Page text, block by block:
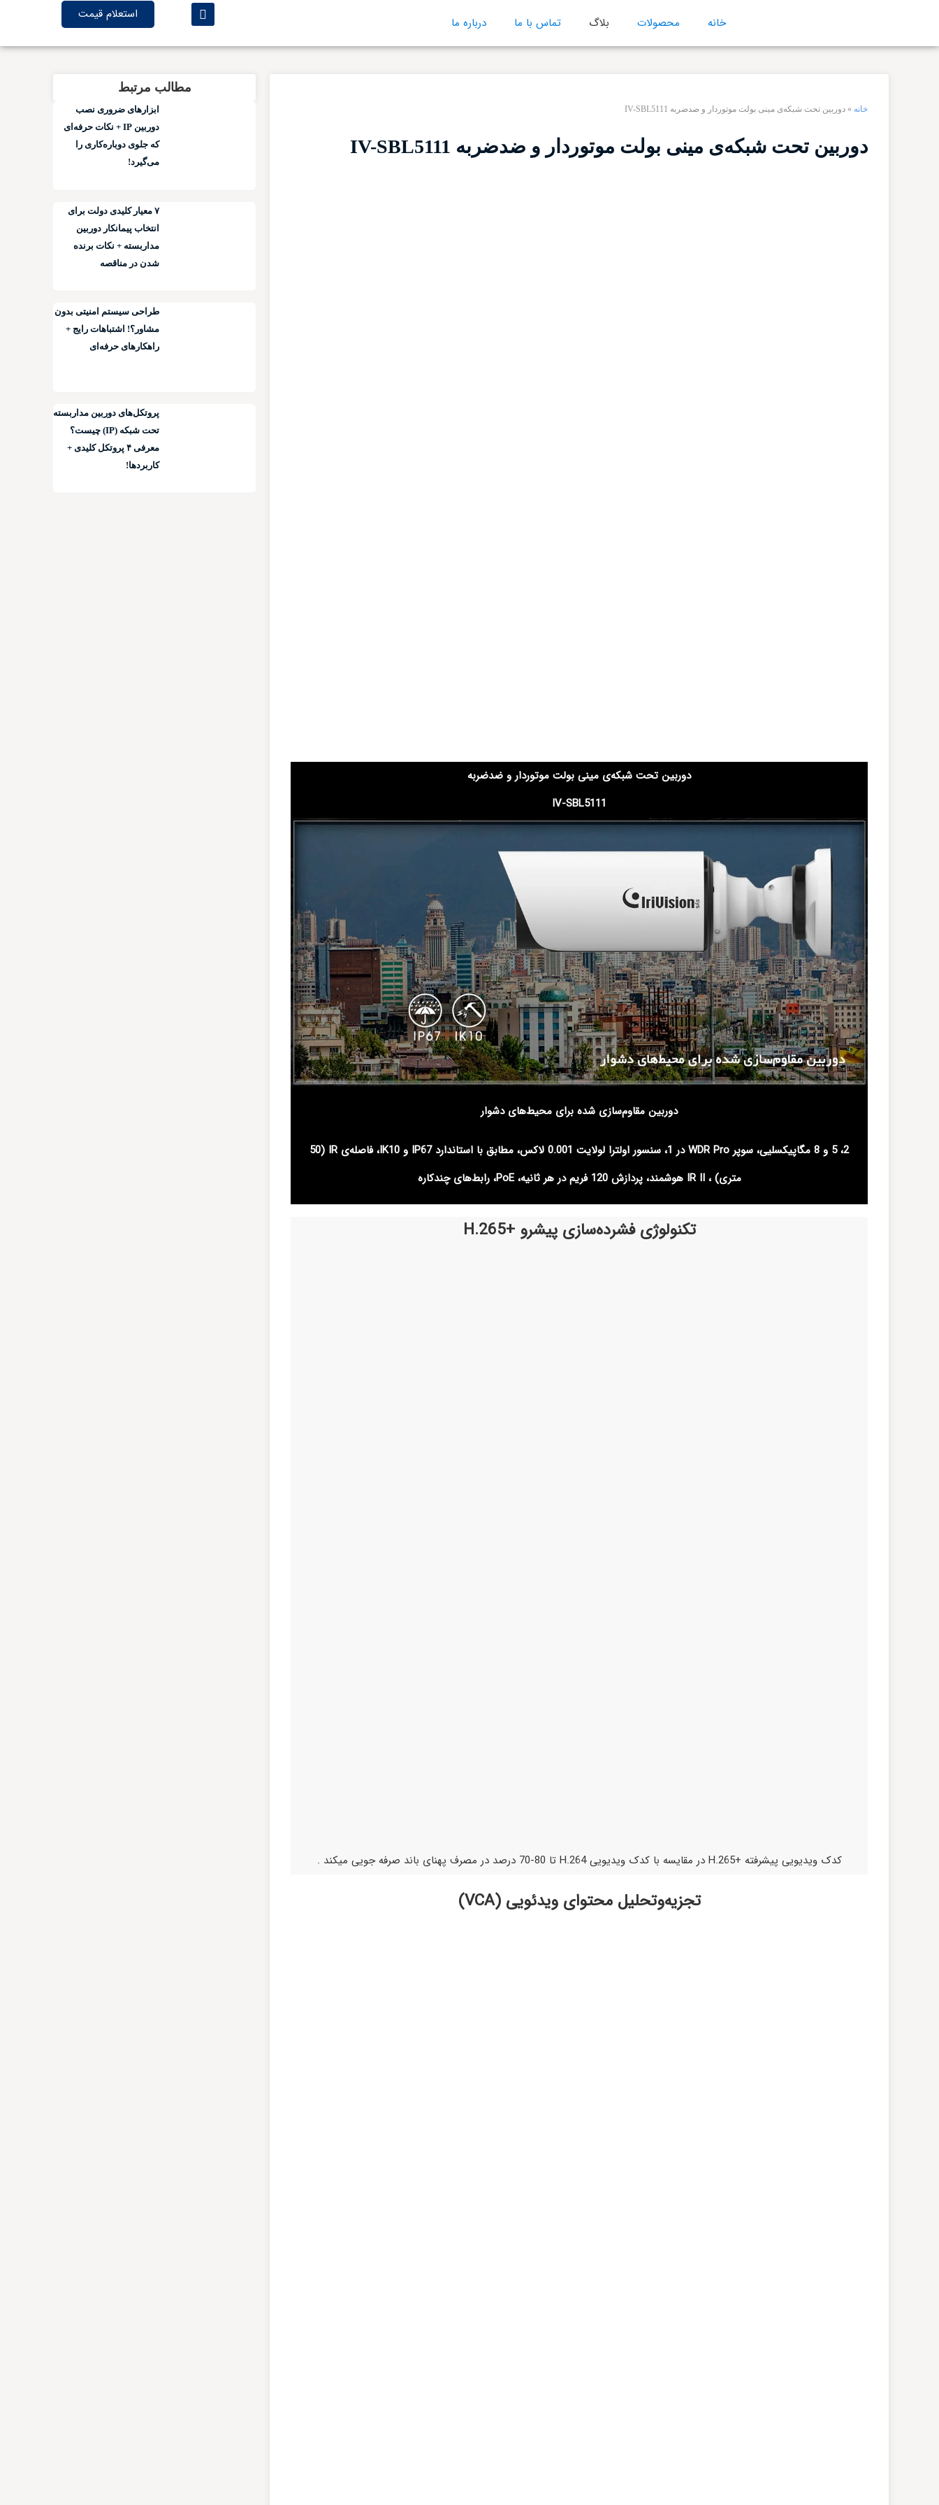
خانه محصولات بلاگ تماس با ما درباره ما
استعلام قیمت
خانه » دوربین تحت شبکه‌ی مینی بولت موتوردار و ضدضربه IV-SBL5111
دوربین تحت شبکه‌ی مینی بولت موتوردار و ضدضربه IV-SBL5111
دوربین تحت شبکه‌ی مینی بولت موتوردار و ضدضربه
IV-SBL5111
دوربین مقاوم‌سازی شده برای محیط‌های دشوار
2، 5 و 8 مگاپیکسلیی، سوپر WDR Pro در 1، سنسور اولترا لولایت 0.001 لاکس، مطابق با استاندارد IP67 و IK10، فاصله‌ی IR (50
متری) ، IR II هوشمند، پردازش 120 فریم در هر ثانیه، PoE، رابط‌های چندکاره
تکنولوژی فشرده‌سازی پیشرو +H.265
کدک ویدیویی پیشرفته +H.265 در مقایسه با کدک ویدیویی H.264 تا 80-70 درصد در مصرف پهنای باند صرفه جویی میکند .
تجزیه‌و‌تحلیل محتوای ویدئویی (VCA)
مطالب مرتبط
ابزارهای ضروری نصب
دوربین IP + نکات حرفه‌ای
که جلوی دوباره‌کاری را
می‌گیرد!
۷ معیار کلیدی دولت برای
انتخاب پیمانکار دوربین
مداربسته + نکات برنده
شدن در مناقصه
طراحی سیستم امنیتی بدون
مشاور؟! اشتباهات رایج +
راهکارهای حرفه‌ای
پروتکل‌های دوربین مداربسته
تحت شبکه (IP) چیست؟
معرفی ۴ پروتکل کلیدی +
کاربردها!